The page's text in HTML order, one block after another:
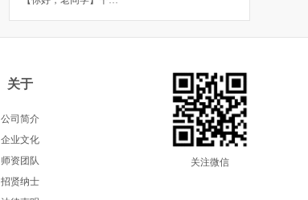
关于
公司简介
企业文化
师资团队
招贤纳士
关注微信